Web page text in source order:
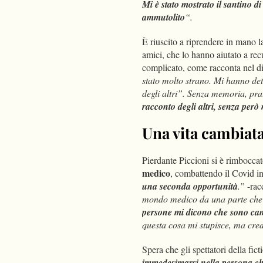
Mi è stato mostrato il santino
ammutolito“.
È riuscito a riprendere in mano
amici, che lo hanno aiutato a
complicato, come racconta nel
stato molto strano. Mi hanno
degli altri”. Senza memoria,
racconto degli altri, senza
Una vita
Pierdante Piccioni si è
medico, combattendo il Covid
una seconda opportunità.” -
mondo medico da una parte
persone mi dicono che sono
questa cosa mi stupisce, ma
Spera che gli spettatori della